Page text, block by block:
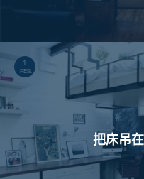
1
FEB.
把床吊